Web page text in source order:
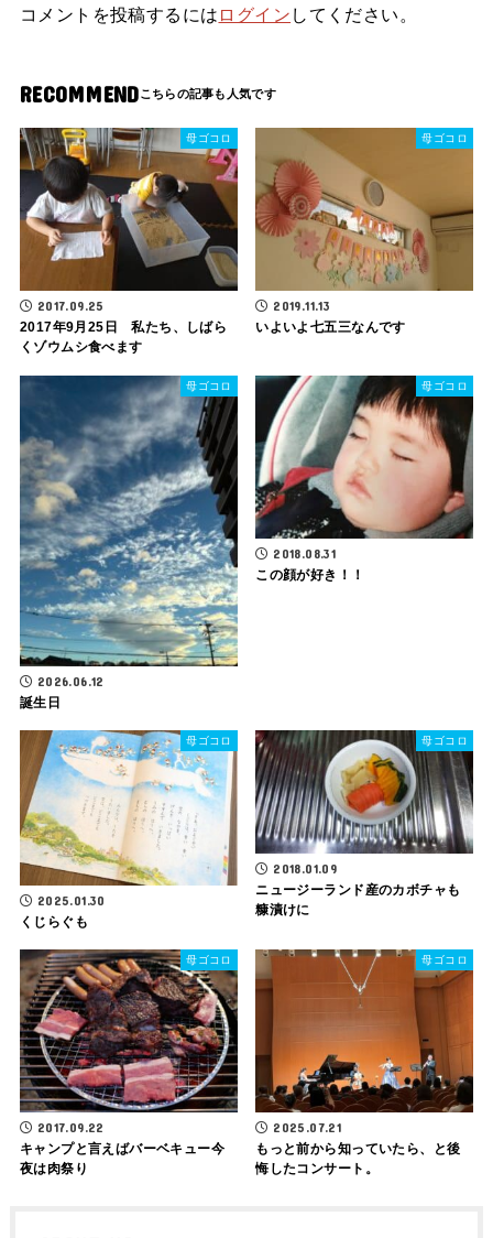
コメントを投稿するには ログイン してください。
RECOMMEND
母ゴコロ
2017.09.25
2017年9月25日 私たち、しばら
くゾウムシ食べます
母ゴコロ
2019.11.13
いよいよ七五三なんです
母ゴコロ
2026.06.12
誕生日
母ゴコロ
2018.08.31
この顔が好き！！
母ゴコロ
2025.01.30
くじらぐも
母ゴコロ
2018.01.09
ニュージーランド産のカボチャも
糠漬けに
母ゴコロ
2017.09.22
キャンプと言えばバーベキュー今
夜は肉祭り
母ゴコロ
2025.07.21
もっと前から知っていたら、と後
悔したコンサート。